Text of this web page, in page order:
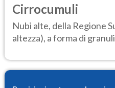
Cirrocumuli
Nubi alte, della Regione
altezza), a forma di